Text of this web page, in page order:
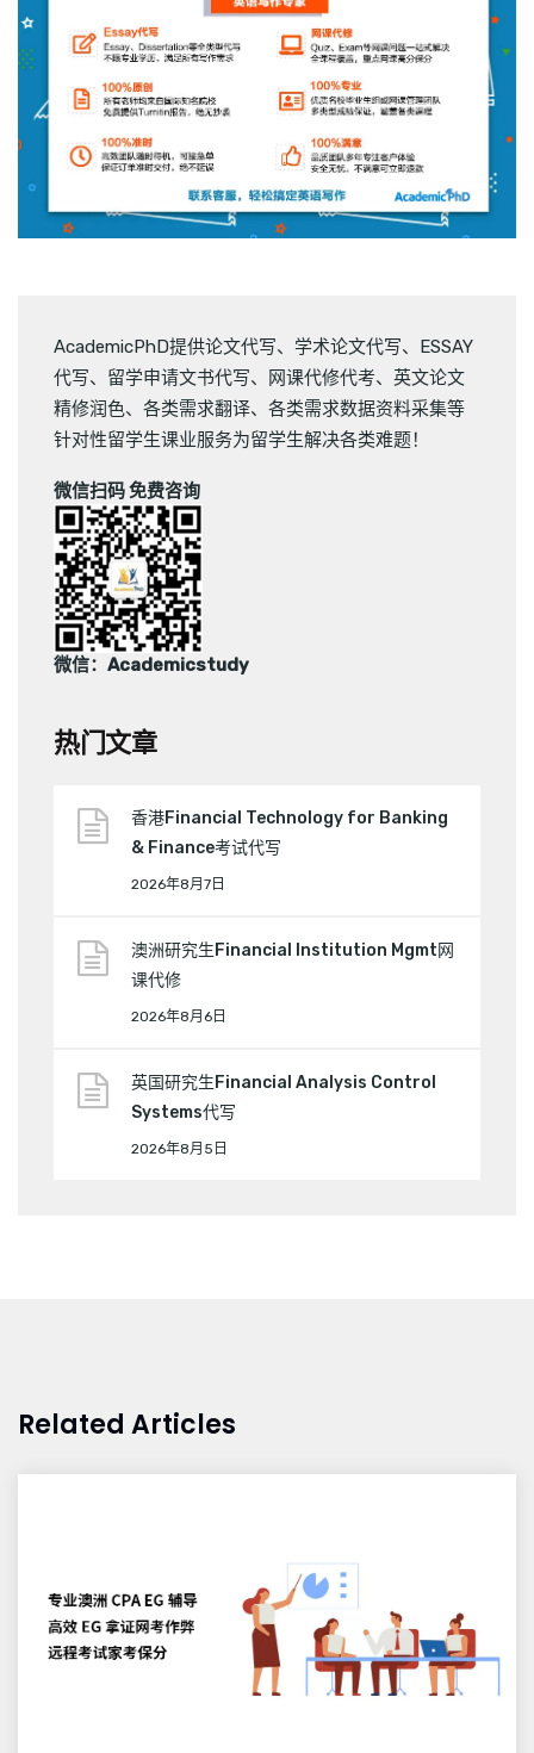
AcademicPhD提供论文代写、 学术论文代写、 ESSAY
代写、 留学申请文书代写、 网课代修代考、 英文论文
精修润色、 各类需求翻译、 各类需求数据资料采集等
针对性留学生课业服务为留学生解决各类难题！
微信扫码 免费咨询
微信：Academicstudy
热门文章
香港Financial Technology for Banking
& Finance考试代写
2026年8月7日
澳洲研究生Financial Institution Mgmt网
课代修
2026年8月6日
英国研究生Financial Analysis Control
Systems代写
2026年8月5日
Related Articles